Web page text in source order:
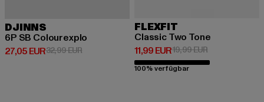
DJINNS
6P SB Colourexplo
27,05 EUR
Derzeitiger Preis: 27,05 EUR
32,99 EURAktionspreis: 32,99 EUR
FLEXFIT
Classic Two Tone
11,99 EUR
Derzeitiger Preis: 11,99 EUR
19,99 EURAktionspreis:
100% verfügbar